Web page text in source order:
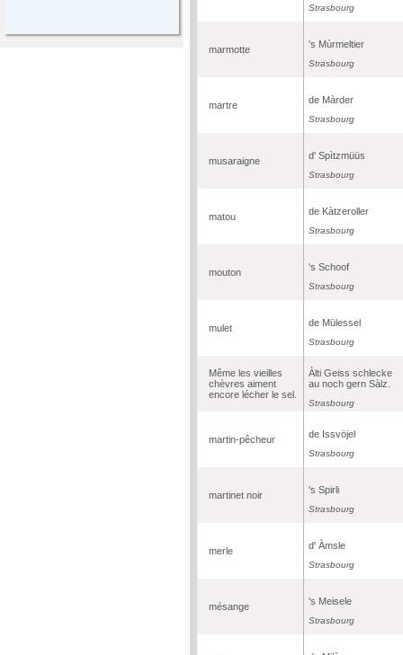
Strasbourg
marmotte 's Mùrmeltier
Strasbourg
martre de Màrder
Strasbourg
musaraigne d' Spìtzmüüs
Strasbourg
matou de Kàtzeroller
Strasbourg
mouton 's Schoof
Strasbourg
mulet de Mülessel
Strasbourg
Même les vieilles
chèvres aiment
encore lécher le sel.
Àlti Geiss schlecke
au noch gern Sàlz.
Strasbourg
martin-pêcheur de Issvöjel
Strasbourg
martinet noir 's Spirli
Strasbourg
merle d' Àmsle
Strasbourg
mésange 's Meisele
Strasbourg